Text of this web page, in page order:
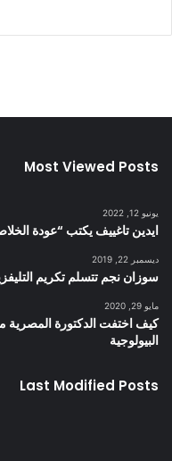
Most Viewed Posts
يونيو 12, 2022
ايدين تاغييف يكتب “عودة
ديسمبر 22, 2019
سوزان نجم تتسلم تكريم
مايو 29, 2020
كيف اختفت الدكتورة المصرية
البيولوجية
Last Modified Posts